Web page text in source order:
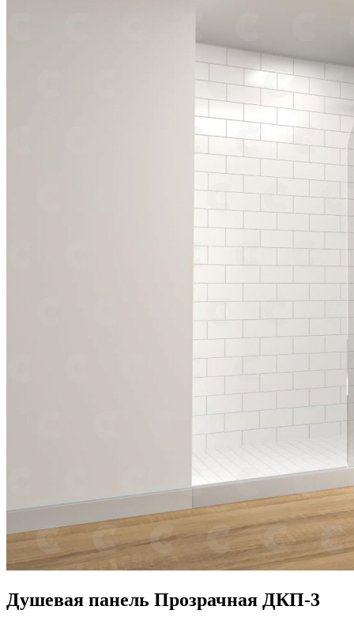
Душевая панель Прозрачная ДКП-3